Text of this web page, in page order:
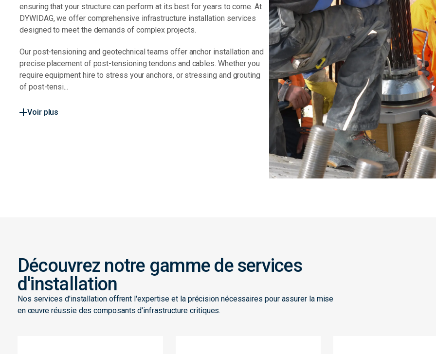
ensuring that your structure can perform at its best for years to come. At
DYWIDAG, we offer comprehensive infrastructure installation services
designed to meet the demands of complex projects.
Our post-tensioning and geotechnical teams offer anchor installation and
precise placement of post-tensioning tendons and cables.Whether you
require equipment hire to stress your anchors, or stressing and grouting
of post-tensi...
Voir plus
Découvrez notre gamme de services
d'installation
Nos services d'installation offrent l'expertise et la précision nécessaires pour assurer la mise
en œuvre réussie des composants d'infrastructure critiques.